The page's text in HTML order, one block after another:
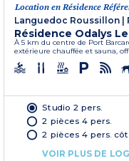
Location en Résidence
Languedoc Roussillon
Résidence Odalys
À 5 km du centre de Port
extérieure chauffée et sauna,
Studio 2 pers.
2 pièces 4 pers.
2 pièces 4 pers.
VOIR PLUS DE